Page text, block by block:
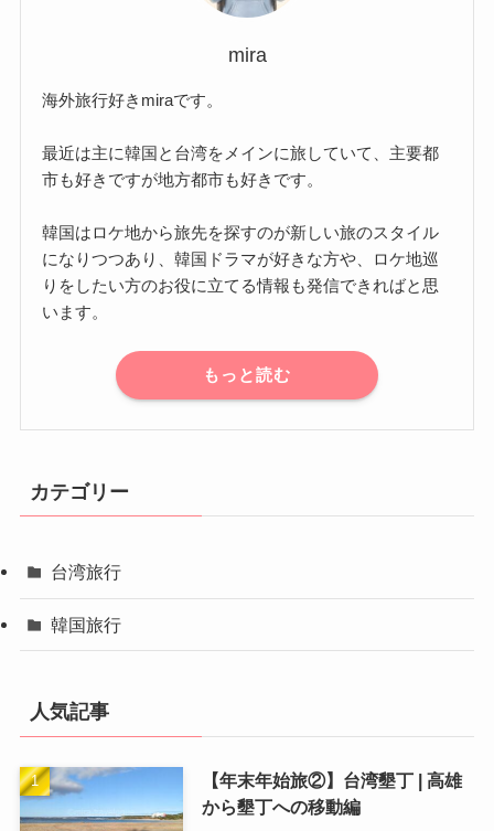
mira
海外旅行好きmiraです。
最近は主に韓国と台湾をメインに旅していて、主要都
市も好きですが地方都市も好きです。
韓国はロケ地から旅先を探すのが新しい旅のスタイル
になりつつあり、韓国ドラマが好きな方や、ロケ地巡
りをしたい方のお役に立てる情報も発信できればと思
います。
もっと読む
カテゴリー
台湾旅行
韓国旅行
人気記事
【年末年始旅②】台湾墾丁 | 高雄
から墾丁への移動編